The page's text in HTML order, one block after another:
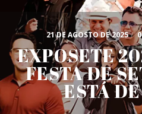
21 DE AGOSTO DE 2025 / 0
EXPOSETE
FESTA DE
ESTÁ